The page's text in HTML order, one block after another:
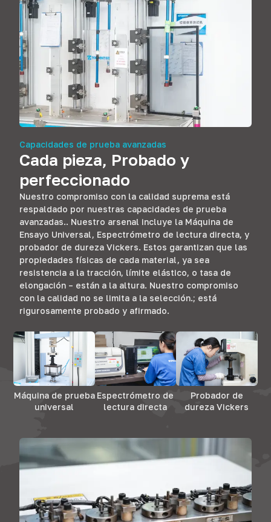
Capacidades de prueba avanzadas
Cada pieza, Probado y
perfeccionado
Nuestro compromiso con la calidad suprema está
respaldado por nuestras capacidades de prueba
avanzadas.. Nuestro arsenal incluye la Máquina de
Ensayo Universal, Espectrómetro de lectura directa, y
probador de dureza Vickers. Estos garantizan que las
propiedades físicas de cada material, ya sea
resistencia a la tracción, límite elástico, o tasa de
elongación – están a la altura. Nuestro compromiso
con la calidad no se limita a la selección.; está
rigurosamente probado y afirmado.
Máquina de prueba
universal
Espectrómetro de
lectura directa
Probador de
dureza Vickers